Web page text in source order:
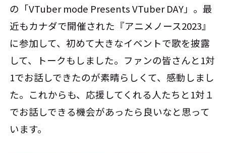
の「VTuber mode Presents VTuber DAY」。最
近もカナダで開催された『アニメノース2023』
に参加して、初めて大きなイベントで歌を披露
して、トークもしました。ファンの皆さんと1対
1でお話しできたのが素晴らしくて、感動しまし
た。これからも、応援してくれる人たちと1対１
でお話しできる機会があったら良いなと思って
います。